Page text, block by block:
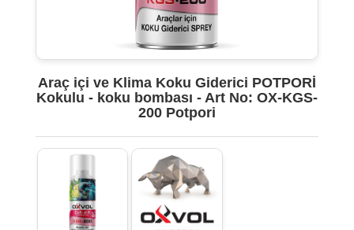
Araç içi ve Klima Koku Giderici POTPORİ
Kokulu - koku bombası - Art No: OX-KGS-
200 Potpori